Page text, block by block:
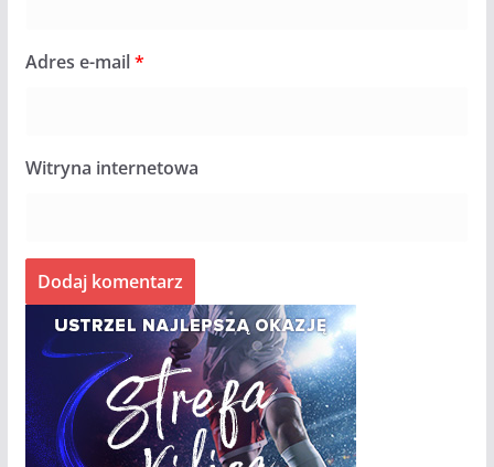
Adres e-mail*
Witryna internetowa